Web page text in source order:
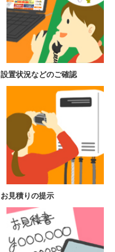
設置状況などのご確認
お見積りの提示